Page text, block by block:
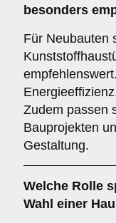
besonders
Für Neubauten
Zudem passen
Bauprojekten
Gestaltung.
Welche Rolle
Wahl einer